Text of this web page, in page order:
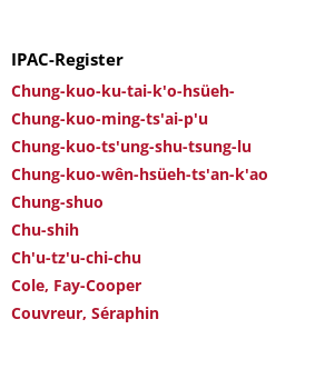
IPAC-Register
Chung-kuo-ku-tai-k'o-hsüeh-
Chung-kuo-ming-ts'ai-p'u
Chung-kuo-ts'ung-shu-tsung-lu
Chung-kuo-wên-hsüeh-ts'an-k'ao
Chung-shuo
Chu-shih
Ch'u-tz'u-chi-chu
Cole, Fay-Cooper
Couvreur, Séraphin